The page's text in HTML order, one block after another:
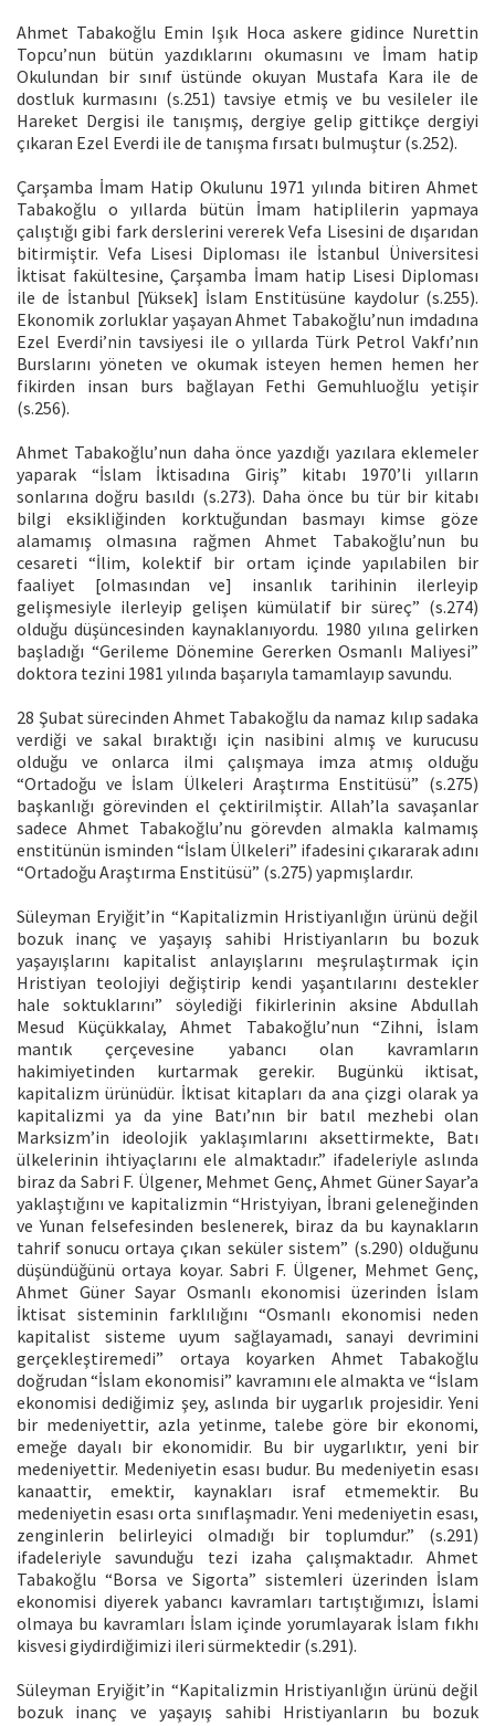
Ahmet Tabakoğlu Emin Işık Hoca askere gidince Nurettin
Topcu’nun bütün yazdıklarını okumasını ve İmam hatip
Okulundan bir sınıf üstünde okuyan Mustafa Kara ile de
dostluk kurmasını (s.251) tavsiye etmiş ve bu vesileler ile
Hareket Dergisi ile tanışmış, dergiye gelip gittikçe dergiyi
çıkaran Ezel Everdi ile de tanışma fırsatı bulmuştur (s.252).
Çarşamba İmam Hatip Okulunu 1971 yılında bitiren Ahmet
Tabakoğlu o yıllarda bütün İmam hatiplilerin yapmaya
çalıştığı gibi fark derslerini vererek Vefa Lisesini de dışarıdan
bitirmiştir. Vefa Lisesi Diploması ile İstanbul Üniversitesi
İktisat fakültesine, Çarşamba İmam hatip Lisesi Diploması
ile de İstanbul [Yüksek] İslam Enstitüsüne kaydolur (s.255).
Ekonomik zorluklar yaşayan Ahmet Tabakoğlu’nun imdadına
Ezel Everdi’nin tavsiyesi ile o yıllarda Türk Petrol Vakfı’nın
Burslarını yöneten ve okumak isteyen hemen hemen her
fikirden insan burs bağlayan Fethi Gemuhluoğlu yetişir
(s.256).
Ahmet Tabakoğlu’nun daha önce yazdığı yazılara eklemeler
yaparak “İslam İktisadına Giriş” kitabı 1970’li yılların
sonlarına doğru basıldı (s.273). Daha önce bu tür bir kitabı
bilgi eksikliğinden korktuğundan basmayı kimse göze
alamamış olmasına rağmen Ahmet Tabakoğlu’nun bu
cesareti “İlim, kolektif bir ortam içinde yapılabilen bir
faaliyet [olmasından ve] insanlık tarihinin ilerleyip
gelişmesiyle ilerleyip gelişen kümülatif bir süreç” (s.274)
olduğu düşüncesinden kaynaklanıyordu. 1980 yılına gelirken
başladığı “Gerileme Dönemine Gererken Osmanlı Maliyesi”
doktora tezini 1981 yılında başarıyla tamamlayıp savundu.
28 Şubat sürecinden Ahmet Tabakoğlu da namaz kılıp sadaka
verdiği ve sakal bıraktığı için nasibini almış ve kurucusu
olduğu ve onlarca ilmi çalışmaya imza atmış olduğu
“Ortadoğu ve İslam Ülkeleri Araştırma Enstitüsü” (s.275)
başkanlığı görevinden el çektirilmiştir. Allah’la savaşanlar
sadece Ahmet Tabakoğlu’nu görevden almakla kalmamış
enstitünün isminden “İslam Ülkeleri” ifadesini çıkararak adını
“Ortadoğu Araştırma Enstitüsü” (s.275) yapmışlardır.
Süleyman Eryiğit’in “Kapitalizmin Hristiyanlığın ürünü değil
bozuk inanç ve yaşayış sahibi Hristiyanların bu bozuk
yaşayışlarını kapitalist anlayışlarını meşrulaştırmak için
Hristiyan teolojiyi değiştirip kendi yaşantılarını destekler
hale soktuklarını” söylediği fikirlerinin aksine Abdullah
Mesud Küçükkalay, Ahmet Tabakoğlu’nun “Zihni, İslam
mantık çerçevesine yabancı olan kavramların
hakimiyetinden kurtarmak gerekir. Bugünkü iktisat,
kapitalizm ürünüdür. İktisat kitapları da ana çizgi olarak ya
kapitalizmi ya da yine Batı’nın bir batıl mezhebi olan
Marksizm’in ideolojik yaklaşımlarını aksettirmekte, Batı
ülkelerinin ihtiyaçlarını ele almaktadır.” ifadeleriyle aslında
biraz da Sabri F. Ülgener, Mehmet Genç, Ahmet Güner Sayar’a
yaklaştığını ve kapitalizmin “Hristyiyan, İbrani geleneğinden
ve Yunan felsefesinden beslenerek, biraz da bu kaynakların
tahrif sonucu ortaya çıkan seküler sistem” (s.290) olduğunu
düşündüğünü ortaya koyar. Sabri F. Ülgener, Mehmet Genç,
Ahmet Güner Sayar Osmanlı ekonomisi üzerinden İslam
İktisat sisteminin farklılığını “Osmanlı ekonomisi neden
kapitalist sisteme uyum sağlayamadı, sanayi devrimini
gerçekleştiremedi” ortaya koyarken Ahmet Tabakoğlu
doğrudan “İslam ekonomisi” kavramını ele almakta ve “İslam
ekonomisi dediğimiz şey, aslında bir uygarlık projesidir. Yeni
bir medeniyettir, azla yetinme, talebe göre bir ekonomi,
emeğe dayalı bir ekonomidir. Bu bir uygarlıktır, yeni bir
medeniyettir. Medeniyetin esası budur. Bu medeniyetin esası
kanaattir, emektir, kaynakları israf etmemektir. Bu
medeniyetin esası orta sınıflaşmadır. Yeni medeniyetin esası,
zenginlerin belirleyici olmadığı bir toplumdur.” (s.291)
ifadeleriyle savunduğu tezi izaha çalışmaktadır. Ahmet
Tabakoğlu “Borsa ve Sigorta” sistemleri üzerinden İslam
ekonomisi diyerek yabancı kavramları tartıştığımızı, İslami
olmaya bu kavramları İslam içinde yorumlayarak İslam fıkhı
kisvesi giydirdiğimizi ileri sürmektedir (s.291).
Süleyman Eryiğit’in “Kapitalizmin Hristiyanlığın ürünü değil
bozuk inanç ve yaşayış sahibi Hristiyanların bu bozuk